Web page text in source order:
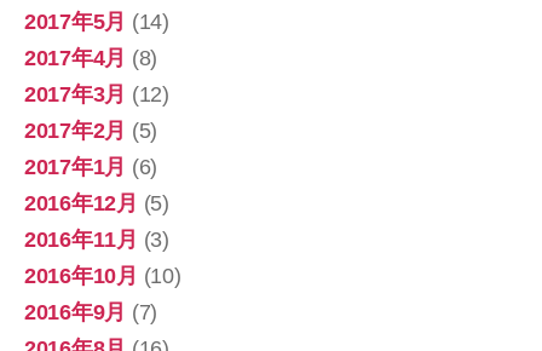
2017年5月 (14)
2017年4月 (8)
2017年3月 (12)
2017年2月 (5)
2017年1月 (6)
2016年12月 (5)
2016年11月 (3)
2016年10月 (10)
2016年9月 (7)